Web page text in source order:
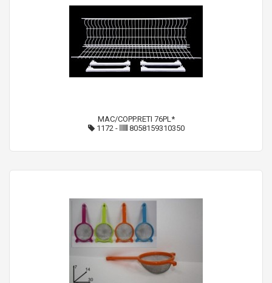
MAC/COPP.RETI 76PL*
1172- 8058159310350